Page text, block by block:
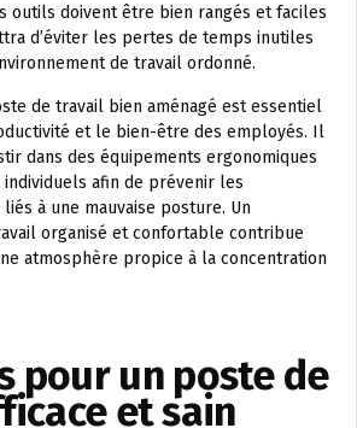
outils doivent être bien rangés et faciles
d’éviter les pertes de temps inutiles
de travail ordonné.
de travail bien aménagé est essentiel
et le bien-être des employés. Il
dans des équipements ergonomiques
individuels afin de prévenir les
à une mauvaise posture. Un
organisé et confortable contribue
atmosphère propice à la concentration
pour un poste de
et sain